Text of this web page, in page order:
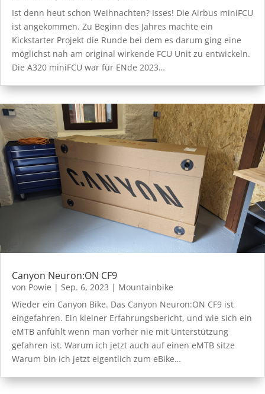
Ist denn heut schon Weihnachten? Isses! Die Airbus miniFCU
ist angekommen. Zu Beginn des Jahres machte ein
Kickstarter Projekt die Runde bei dem es darum ging eine
möglichst nah am original wirkende FCU Unit zu entwickeln.
Die A320 miniFCU war für ENde 2023…
Canyon Neuron:ON CF9
von Powie | Sep. 6, 2023 | Mountainbike
Wieder ein Canyon Bike. Das Canyon Neuron:ON CF9 ist
eingefahren. Ein kleiner Erfahrungsbericht, und wie sich ein
eMTB anfühlt wenn man vorher nie mit Unterstützung
gefahren ist. Warum ich jetzt auch auf einen eMTB sitze
Warum bin ich jetzt eigentlich zum eBike…